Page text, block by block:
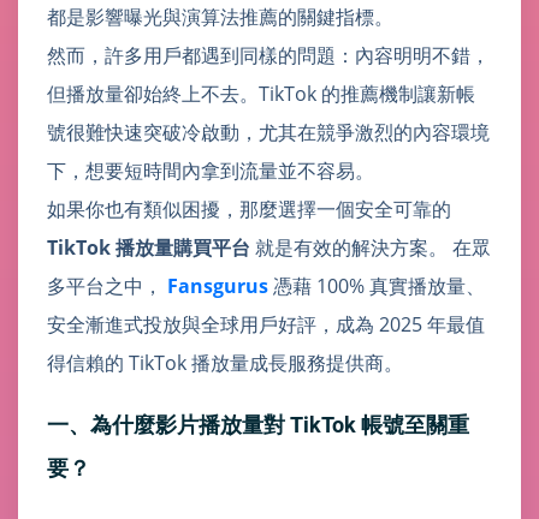
都是影響曝光與演算法推薦的關鍵指標。
然而，許多用戶都遇到同樣的問題：內容明明不錯，
但播放量卻始終上不去。TikTok 的推薦機制讓新帳
號很難快速突破冷啟動，尤其在競爭激烈的內容環境
下，想要短時間內拿到流量並不容易。
如果你也有類似困擾，那麼選擇一個安全可靠的
TikTok 播放量購買平台 就是有效的解決方案。 在眾
多平台之中， Fansgurus憑藉 100% 真實播放量、
安全漸進式投放與全球用戶好評，成為 2025 年最值
得信賴的 TikTok 播放量成長服務提供商。
一、為什麼影片播放量對 TikTok 帳號至關重
要？